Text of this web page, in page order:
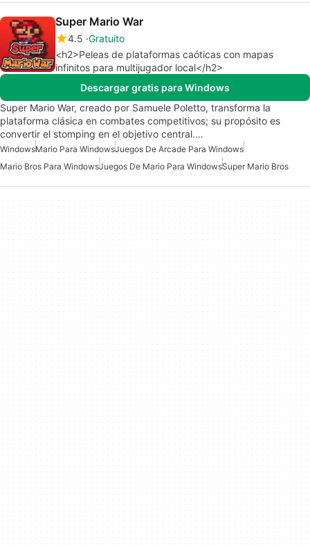
Super Mario War
4.5 Gratuito
<h2>Peleas de plataformas caóticas con mapas
infinitos para multijugador local</h2>
Descargar gratis para Windows
Super Mario War, creado por Samuele Poletto, transforma la
plataforma clásica en combates competitivos; su propósito es
convertir el stomping en el objetivo central.…
WindowsMario Para WindowsJuegos De Arcade Para Windows
Mario Bros Para WindowsJuegos De Mario Para WindowsSuper Mario Bros